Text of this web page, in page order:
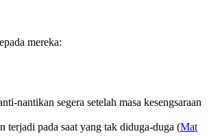
mereka:
nantikan segera setelah masa kesengsaraan
terjadi pada saat yang tak diduga-duga (Mat